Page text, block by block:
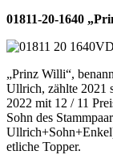
01811-20-1640
„Prinz Willi“,
Ullrich, zählte 2021
2022 mit 12 / 11
Sohn des
etliche Topper.